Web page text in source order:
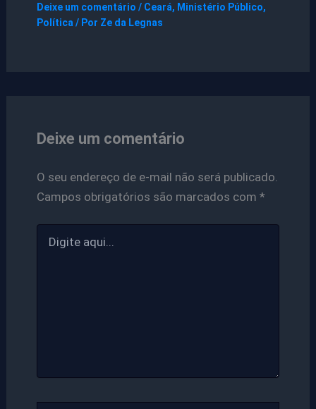
Deixe um comentário / Ceará, Ministério Público,
Política / Por Ze da Legnas
Deixe um comentário
O seu endereço de e-mail não será publicado.
Campos obrigatórios são marcados com *
aqui...